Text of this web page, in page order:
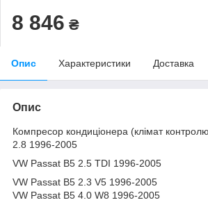
8 846 ₴
Опис Характеристики Доставка
Опис
Компресор кондиціонера (клімат
2.8 1996-2005
VW Passat B5 2.5 TDI 1996-2005
VW Passat B5 2.3 V5 1996-2005
VW Passat B5 4.0 W8 1996-2005